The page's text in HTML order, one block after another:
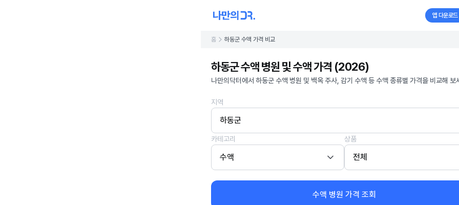
앱 다운로드
홈 하동군 수액 가격 비교
하동군 수액 병원 및 수액 가격 (2026)
나만의닥터에서 하동군 수액 병원 및 백옥 주사, 감기 수액 등 수액 종류별 가격을 비교해 보
지역
하동군
카테고리
수액
상품
전체
수액 병원 가격 조회